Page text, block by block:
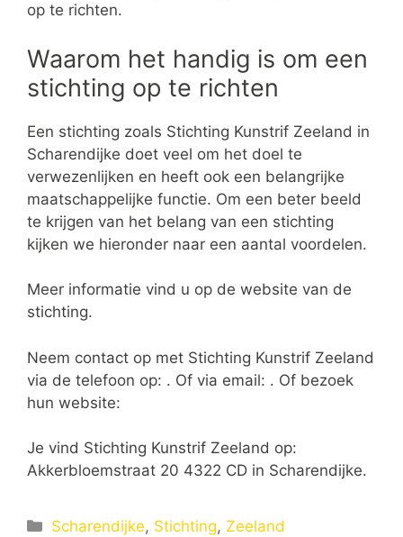
op te richten.
Waarom het handig is om een
stichting op te richten
Een stichting zoals Stichting Kunstrif Zeeland in
Scharendijke doet veel om het doel te
verwezenlijken en heeft ook een belangrijke
maatschappelijke functie. Om een beter beeld
te krijgen van het belang van een stichting
kijken we hieronder naar een aantal voordelen.
Meer informatie vind u op de website van de
stichting.
Neem contact op met Stichting Kunstrif Zeeland
via de telefoon op: . Of via email: . Of bezoek
hun website:
Je vind Stichting Kunstrif Zeeland op:
Akkerbloemstraat 20 4322 CD in Scharendijke.
Categorieën
Scharendijke, Stichting, Zeeland